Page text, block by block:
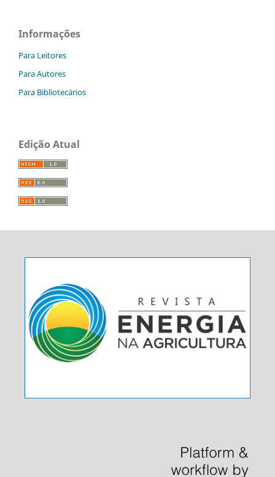
Informações
Para Leitores
Para Autores
Para Bibliotecários
Edição Atual